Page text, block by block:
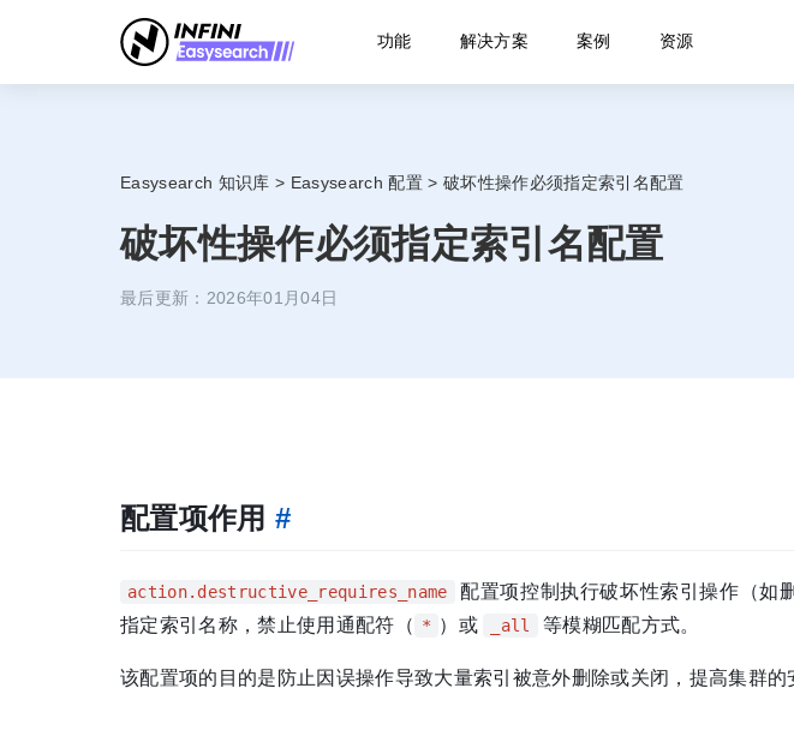
功能 解决方案 案例 资源
Easysearch 知识库 > Easysearch 配置 > 破坏性操作必须指定索引名配置
破坏性操作必须指定索引名配置
最后更新：2026年01月04日
配置项作用 #
action.destructive_requires_name
配置项控制执行破坏性索引操作（如
指定索引名称，禁止使用通配符（ * ）或 _all 等模糊匹配方式。
该配置项的目的是防止因误操作导致大量索引被意外删除或关闭，提高集群的